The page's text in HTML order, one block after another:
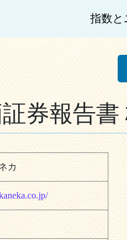
指数と
証券報告
カ